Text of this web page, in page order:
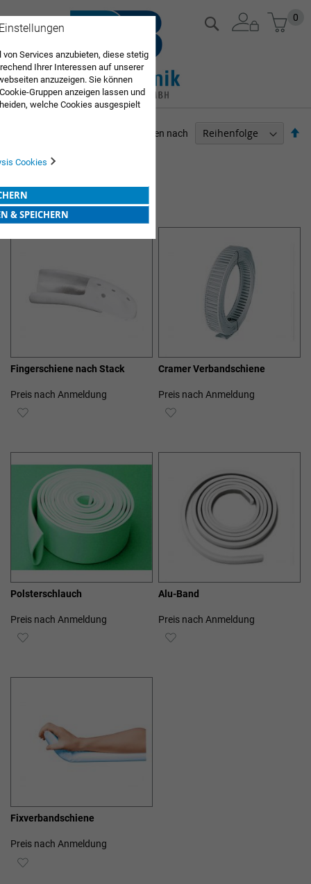
Zum
Inhalt
0
Suche
Sortieren nach
VERBANDSCHIENEN
Fingerschiene nach Stack
Preis nach Anmeldung
ZUR
Cramer Verbandschiene
Preis nach Anmeldung
ZUR
Polsterschlauch
Preis nach Anmeldung
ZUR
Alu-Band
Preis nach Anmeldung
ZUR
Fixverbandschiene
Preis nach Anmeldung
ZUR
ARZTBEDARF
Services anzubieten, diese stetig
Ihrer Interessen auf unserer
anzuzeigen. Sie können
Gruppen anzeigen lassen und
welche Cookies ausgespielt
Cookies
& SPEICHERN